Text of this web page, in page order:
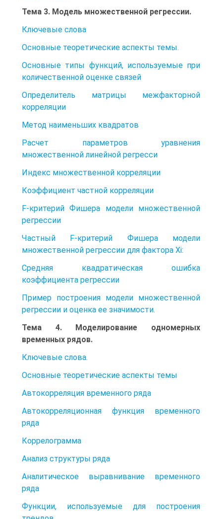
Тема 3. Модель множественной регрессии.
Ключевые слова
Основные теоретические аспекты темы.
Основные типы функций, используемые при
количественной оценке связей
Определитель матрицы межфакторной
корреляции
Метод наименьших квадратов
Расчет параметров уравнения
множественной линейной регресси
Индекс множественной корреляции
Коэффициент частной корреляции
F-критерий Фишера модели множественной
регрессии
Частный F-критерий Фишера модели
множественной регрессии для фактора Хі:
Средняя квадратическая ошибка
коэффициента регрессии
Пример построения модели множественной
регрессии и оценка ее значимости.
Тема 4. Моделирование одномерных
временных рядов.
Ключевые слова.
Основные теоретические аспекты темы
Автокорреляция временного ряда
Автокорреляционная функция временного
ряда
Коррелограмма
Анализ структуры ряда
Аналитическое выравнивание временного
ряда
Функции, используемые для построения